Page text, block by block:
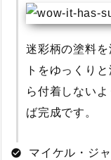
迷彩柄の塗料
トをゆっくり
ら付着しない
ば完成です。
マイケル・ジ